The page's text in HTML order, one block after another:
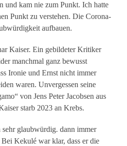
und kam nie zum Punkt. Ich hatte
Punkt zu verstehen. Die Corona-
aufbauen.
Kaiser. Ein gebildeter Kritiker
manchmal ganz bewusst
Ironie und Ernst nicht immer
waren. Unvergessen seine
von Jens Peter Jacobsen aus
starb 2023 an Krebs.
glaubwürdig. dann immer
Kekulé war klar, dass er die